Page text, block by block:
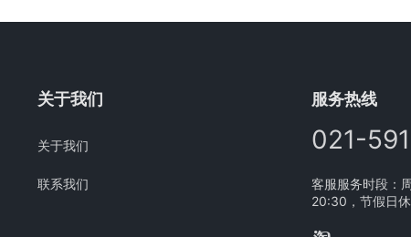
关于我们
关于我们
联系我们
服务热线
021-
客服服务时段：
20:30，节假日